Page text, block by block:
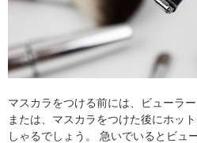
マスカラをつける前には、ビューラ
または、マスカラをつけた後にホッ
しゃるでしょう。 急いでいるとビュ